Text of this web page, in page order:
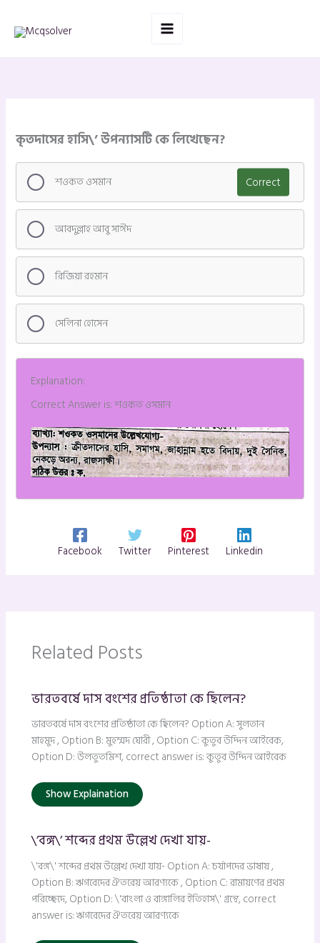
content
কৃতদাসের হাসি\’ উপন্যাসটি কে লিখেছেন?
শওকত ওসমান Correct
আবদুল্লাহ আবু সাঈদ
রিজিয়া রহমান
সেলিনা হােসেন
Explanation:
Correct Answer is: শওকত ওসমান
Facebook Twitter Pinterest Linkedin
Related Posts
ভারতবর্ষে দাস বংশের প্রতিষ্ঠাতা কে ছিলেন?
ভারতবর্ষে দাস বংশের প্রতিষ্ঠাতা কে ছিলেন? Option A: সুলতান
মাহমুদ , Option B: মুহম্মদ ঘোরী , Option C: কুতুব উদ্দিন আইবেক,
Option D: উলতুতমিশ, correct answer is: কুতুব উদ্দিন আইবেক
Show Explaination
\’বঙ্গ\’ শব্দের প্রথম উল্লেখ দেখা যায়-
\'বঙ্গ\' শব্দের প্রথম উল্লেখ দেখা যায়- Option A: চর্যাপদের ভাষায় ,
Option B: ঋগবেদের ঐতরেয় আরণ্যকে , Option C: রামায়ণের প্রথম
পরিচ্ছেদে, Option D: \'বাংলা ও বাঙ্গালির ইতিহাস\' গ্রন্থে, correct
answer is: ঋগবেদের ঐতরেয় আরণ্যকে